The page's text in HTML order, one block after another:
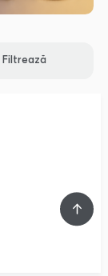
Filtrează